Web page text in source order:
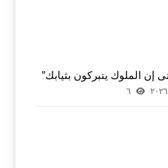
إن الملوك يتبركون بثيابك”
٦